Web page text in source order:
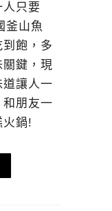
只要
釜山魚
飽，多
鍵，現
讓人一
朋友一
火鍋!